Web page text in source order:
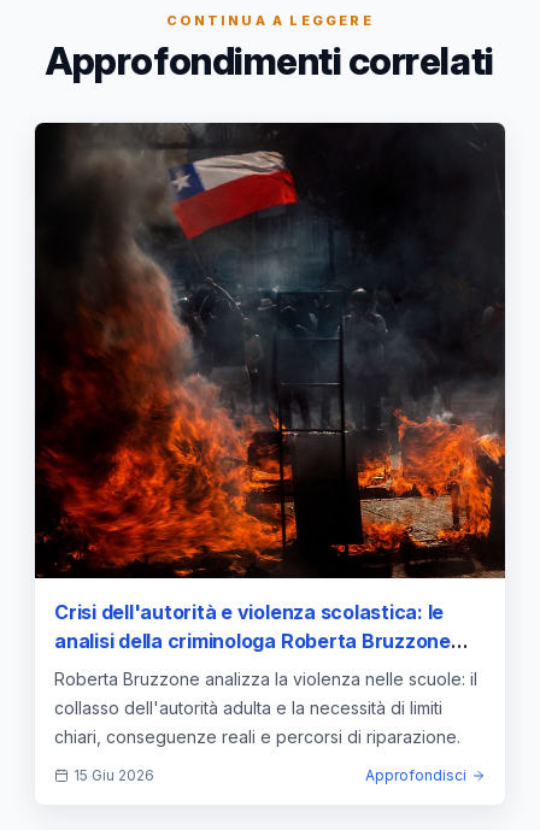
CONTINUA A LEGGERE
Approfondimenti correlati
Crisi dell'autorità e violenza scolastica: le
analisi della criminologa Roberta Bruzzone
sulla necessità di limiti chiari
Roberta Bruzzone analizza la violenza nelle scuole: il
collasso dell'autorità adulta e la necessità di limiti
chiari, conseguenze reali e percorsi di riparazione.
15 Giu 2026 Approfondisci